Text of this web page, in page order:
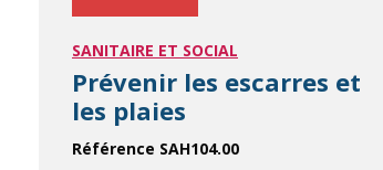
SANITAIRE ET SOCIAL
Prévenir les escarres et
les plaies
Référence SAH104.00